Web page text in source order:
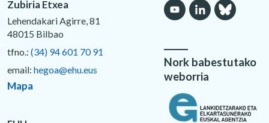
Zubiria Etxea
Lehendakari Agirre, 81
48015 Bilbao
tfno.: (34) 94 601 70 91
email: hegoa@ehu.eus
Mapa
Nork babestutako
weborria